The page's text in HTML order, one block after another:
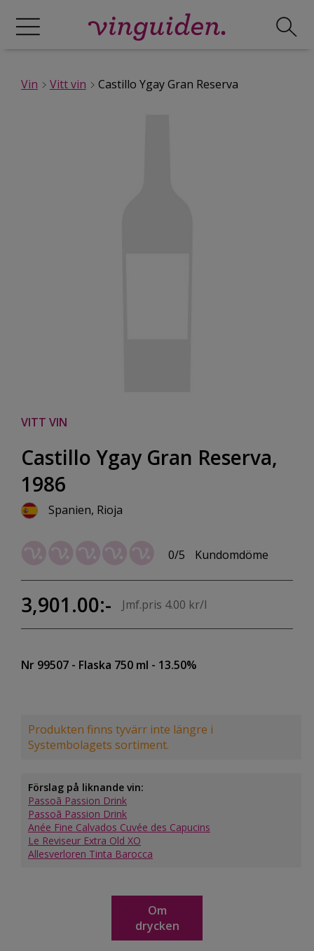
Vin Vitt vin Castillo Ygay Gran Reserva
VITT VIN
Castillo Ygay Gran Reserva,
1986
Spanien, Rioja
0/5 Kundomdöme
3,901.00:- Jmf.pris 4.00 kr/l
Nr 99507 - Flaska 750 ml - 13.50%
Produkten finns tyvärr inte längre i
Systembolagets sortiment.
Förslag på liknande vin:
Passoã Passion Drink
Passoã Passion Drink
Anée Fine Calvados Cuvée des Capucins
Le Reviseur Extra Old XO
Allesverloren Tinta Barocca
Om
drycken